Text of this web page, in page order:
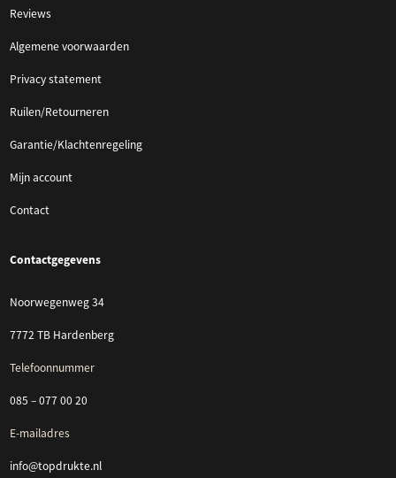
Reviews
Algemene voorwaarden
Privacy statement
Ruilen/Retourneren
Garantie/Klachtenregeling
Mijn account
Contact
Contactgegevens
Noorwegenweg 34
7772 TB Hardenberg
Telefoonnummer
085 – 077 00 20
E-mailadres
info@topdrukte.nl